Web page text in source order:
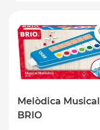
Melòdica Musical
BRIO